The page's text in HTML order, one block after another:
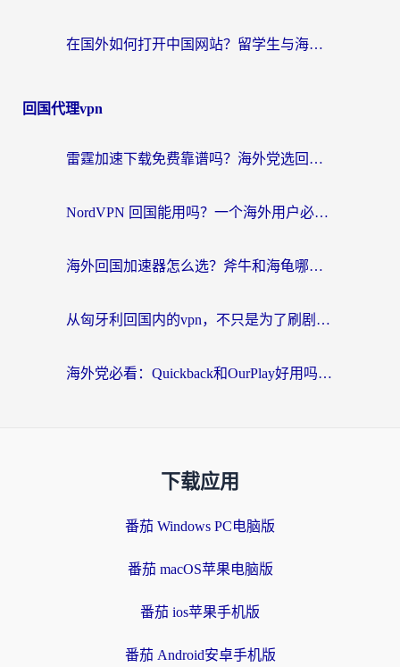
在国外如何打开中国网站？留学生与海外华人的无缝访问指南
回国代理vpn
雷霆加速下载免费靠谱吗？海外党选回国加速器的避坑指南（附热门工具对比）
NordVPN 回国能用吗？一个海外用户必须面对的真实困境
海外回国加速器怎么选？斧牛和海龟哪个好？一篇帮你避开坑的实用指南
从匈牙利回国内的vpn，不只是为了刷剧那么简单
海外党必看：Quickback和OurPlay好用吗？3分钟选对回国加速器，无缝刷剧玩游戏
下载应用
番茄 Windows PC电脑版
番茄 macOS苹果电脑版
番茄 ios苹果手机版
番茄 Android安卓手机版